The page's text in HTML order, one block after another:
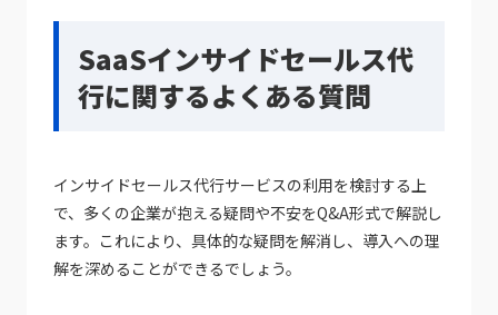
SaaSインサイドセールス代
行に関するよくある質問
インサイドセールス代行サービスの利用を検討する上
で、多くの企業が抱える疑問や不安をQ&A形式で解説し
ます。これにより、具体的な疑問を解消し、導入への理
解を深めることができるでしょう。